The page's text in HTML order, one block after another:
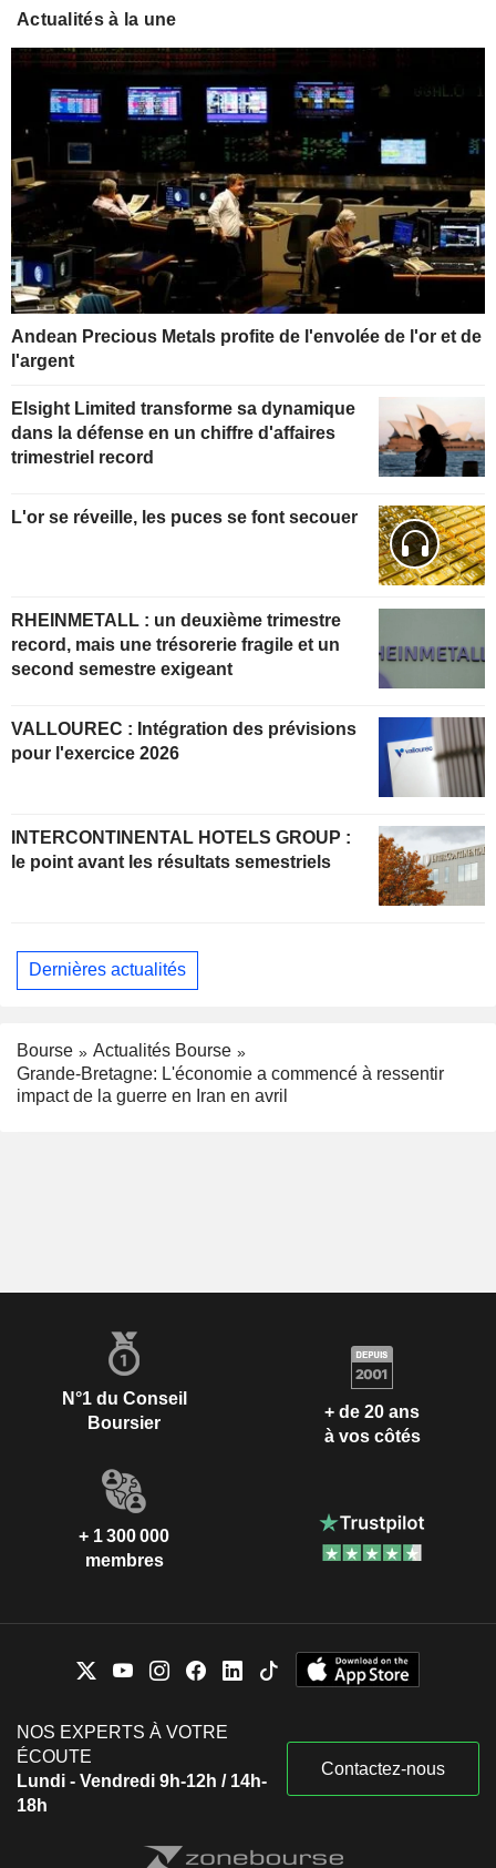
Actualités à la une
Andean Precious Metals profite de l'envolée de l'or et de
l'argent
Elsight Limited transforme sa dynamique
dans la défense en un chiffre d'affaires
trimestriel record
L'or se réveille, les puces se font secouer
RHEINMETALL : un deuxième trimestre
record, mais une trésorerie fragile et un
second semestre exigeant
VALLOUREC : Intégration des prévisions
pour l'exercice 2026
INTERCONTINENTAL HOTELS GROUP :
le point avant les résultats semestriels
Dernières actualités
Bourse
Actualités Bourse
Grande-Bretagne: L'économie a commencé à ressentir
impact de la guerre en Iran en avril
N°1 du Conseil
Boursier
+ de 20 ans
à vos côtés
+ 1 300 000
membres
NOS EXPERTS À VOTRE
ÉCOUTE
Lundi - Vendredi 9h-12h / 14h-
18h
Contactez-nous